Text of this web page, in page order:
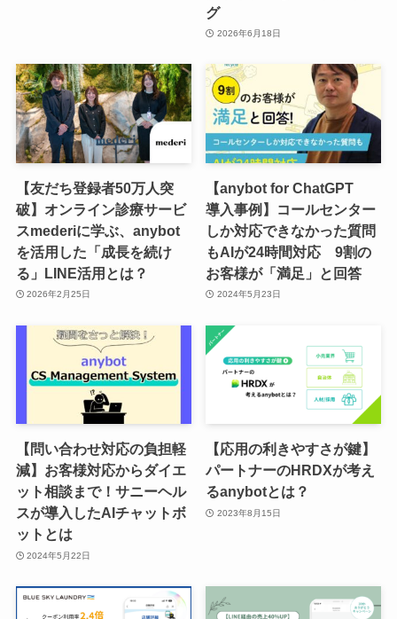
グ
2026年6月18日
【友だち登録者50万人突
破】オンライン診療サービ
スmederiに学ぶ、anybot
を活用した「成長を続け
る」LINE活用とは？
2026年2月25日
【anybot for ChatGPT
導入事例】コールセンター
しか対応できなかった質問
もAIが24時間対応 9割の
お客様が「満足」と回答
2024年5月23日
【問い合わせ対応の負担軽
減】お客様対応からダイエ
ット相談まで！サニーヘル
スが導入したAIチャットボ
ットとは
2024年5月22日
【応用の利きやすさが鍵】
パートナーのHRDXが考え
るanybotとは？
2023年8月15日